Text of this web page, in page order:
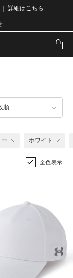
詳細はこちら
順
ー ホワイト
全色表示